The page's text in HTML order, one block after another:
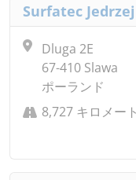
Surfatec
Dluga 2E
67-410 Slawa
ポーランド
8,727 キロメー